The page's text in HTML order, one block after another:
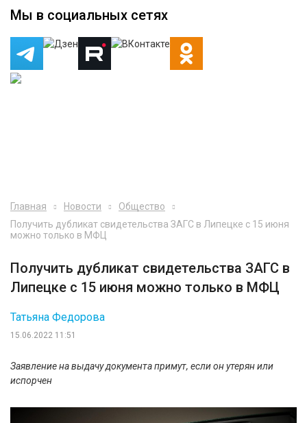
Мы в социальных сетях
Главная Новости
Общество
Получить дубликат свидетельства ЗАГС в Липецке с 15 июня
можно только в МФЦ
Получить дубликат свидетельства ЗАГС в
Липецке с 15 июня можно только в МФЦ
15.06.2022 11:51
Татьяна Федорова
Заявление на выдачу документа примут, если он утерян или
испорчен